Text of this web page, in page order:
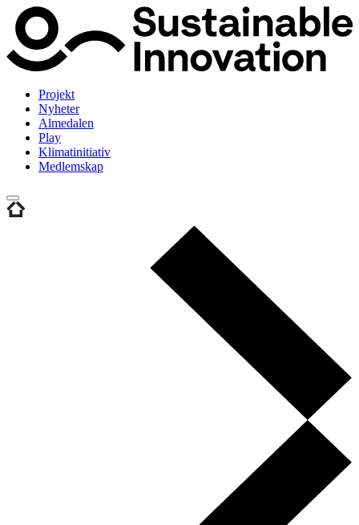
Projekt
Nyheter
Almedalen
Play
Klimatinitiativ
Medlemskap